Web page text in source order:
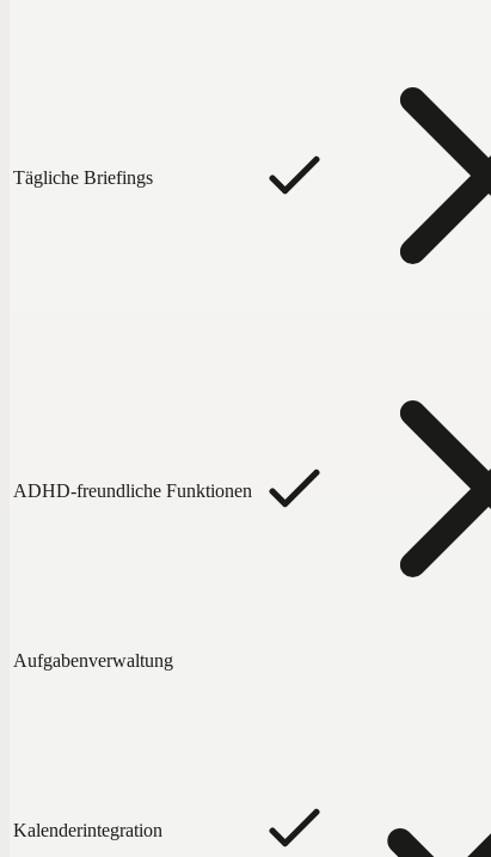
Tägliche Briefings
ADHD-freundliche Funktionen
Aufgabenverwaltung
Kalenderintegration